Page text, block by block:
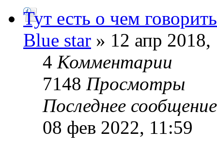
Тут есть о чем
Blue star » 12 апр 2018,
4 Комментарии
7148 Просмотры
Последнее
08 фев 2022, 11:59